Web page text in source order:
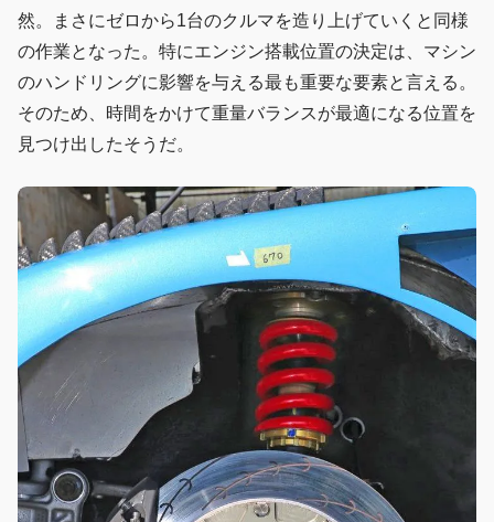
然。まさにゼロから1台のクルマを造り上げていくと同様
の作業となった。特にエンジン搭載位置の決定は、マシン
のハンドリングに影響を与える最も重要な要素と言える。
そのため、時間をかけて重量バランスが最適になる位置を
見つけ出したそうだ。